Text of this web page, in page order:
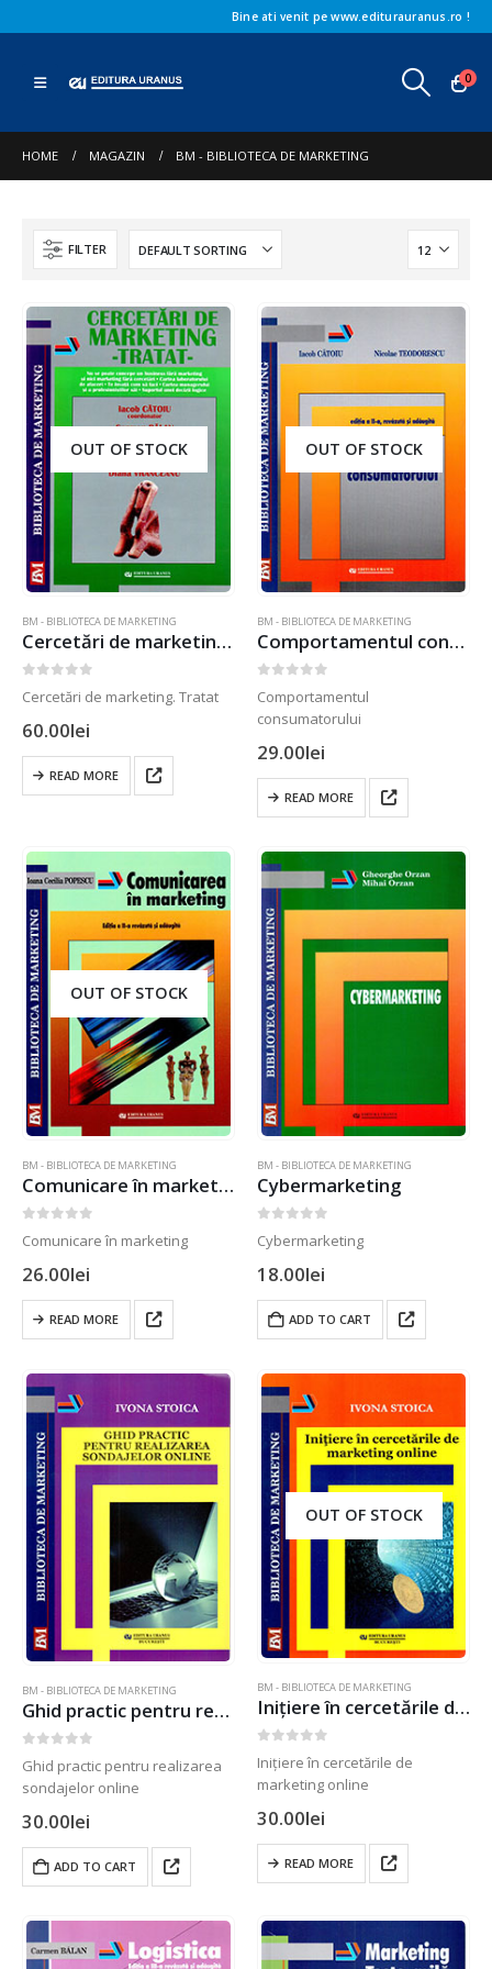
Bine ati venit pe www.editurauranus.ro !
0
HOME MAGAZIN BM - BIBLIOTECA DE MARKETING
FILTER
OUT OF STOCK
BM - BIBLIOTECA DE MARKETING
Cercetări de marketing. Tratat
Cercetări de marketing. Tratat
60.00lei
READ MORE
OUT OF STOCK
BM - BIBLIOTECA DE MARKETING
Comportamentul consumatorului
Comportamentul
consumatorului
29.00lei
READ MORE
OUT OF STOCK
BM - BIBLIOTECA DE MARKETING
Comunicare în marketing
Comunicare în marketing
26.00lei
READ MORE
BM - BIBLIOTECA DE MARKETING
Cybermarketing
Cybermarketing
18.00lei
ADD TO CART
BM - BIBLIOTECA DE MARKETING
Ghid practic pentru realizarea sondajelor online
Ghid practic pentru realizarea
sondajelor online
30.00lei
ADD TO CART
OUT OF STOCK
BM - BIBLIOTECA DE MARKETING
Inițiere în cercetările de marketing online
Inițiere în cercetările de
marketing online
30.00lei
READ MORE